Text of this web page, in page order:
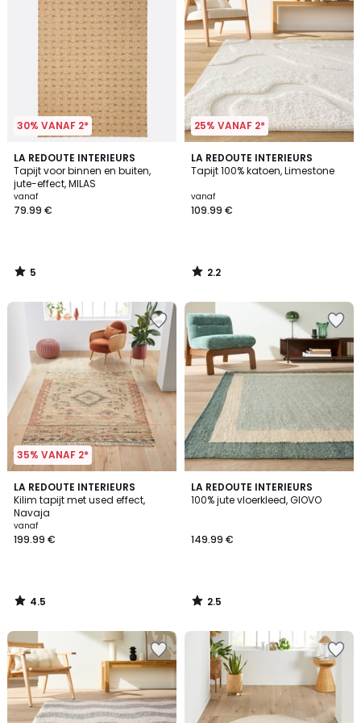
30% VANAF 2*
LA REDOUTE INTERIEURS
Tapijt voor binnen en buiten,
jute-effect, MILAS
vanaf
79.99 €
5
/
5
5
/
25% VANAF 2*
LA REDOUTE INTERIEURS
Tapijt 100% katoen, Limestone
vanaf
109.99 €
2.2
/ 5
2.2
/
35% VANAF 2*
LA REDOUTE INTERIEURS
Kilim tapijt met used effect,
Navaja
vanaf
199.99 €
4.5
/ 5
4.5
/
LA REDOUTE INTERIEURS
100% jute vloerkleed, GIOVO
149.99 €
2.5
/ 5
2.5
/